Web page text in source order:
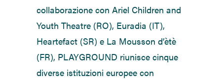
collaborazione con Ariel Children and
Youth Theatre (RO), Euradia (IT),
Heartefact (SR) e La Mousson d’ètè
(FR), PLAYGROUND riunisce cinque
diverse istituzioni europee con